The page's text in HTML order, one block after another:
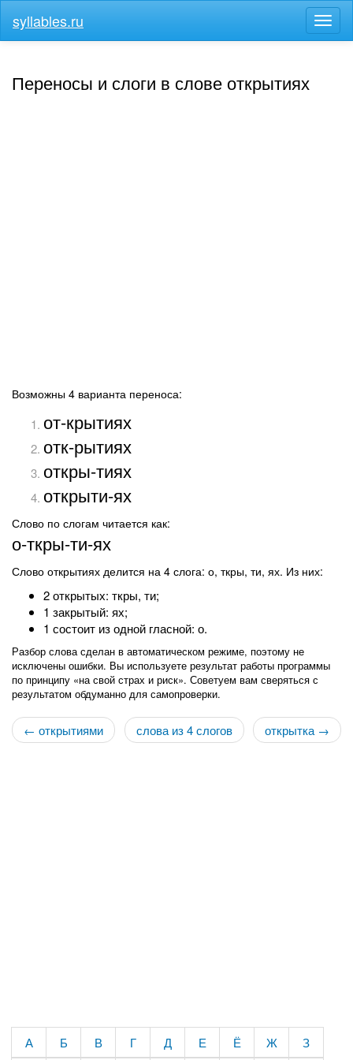
меню
syllables.ru
Переносы и слоги в слове открытиях
Возможны 4 варианта переноса:
от-крытиях
отк-рытиях
откры-тиях
открыти-ях
Слово по слогам читается как:
о-ткры-ти-ях
Слово открытиях делится на 4 слога: о, ткры, ти, ях. Из них:
2 открытых: ткры, ти;
1 закрытый: ях;
1 состоит из одной гласной: о.
Разбор слова сделан в автоматическом режиме, поэтому не
исключены ошибки. Вы используете результат работы программы
по принципу «на свой страх и риск». Советуем вам сверяться с
результатом обдуманно для самопроверки.
← открытиями открытка →
слова из 4 слогов
А Б В Г Д Е Ё Ж З